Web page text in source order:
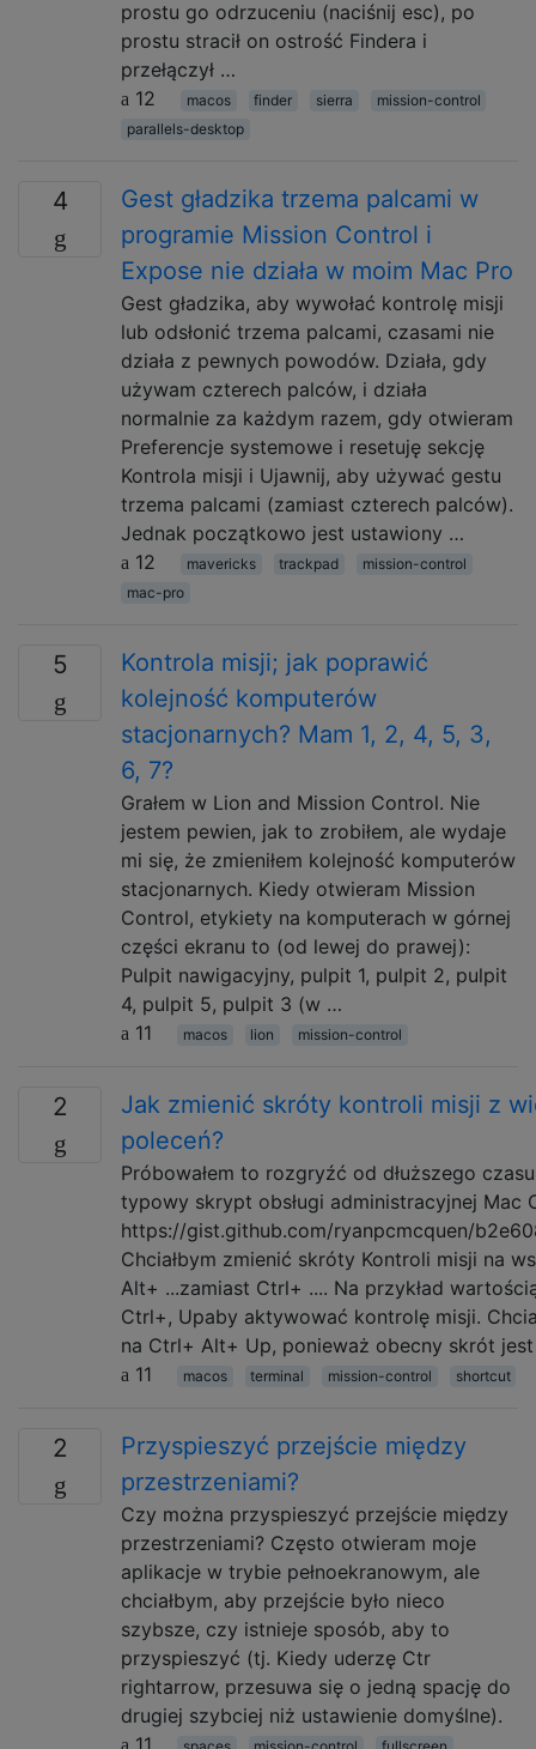
prostu go odrzuceniu (naciśnij esc), po
prostu stracił on ostrość Findera i
przełączył …
12
macos finder sierra
mission-control
parallels-desktop
4
Gest gładzika trzema palcami w
programie Mission Control i
Expose nie działa w moim Mac Pro
Gest gładzika, aby wywołać kontrolę misji
lub odsłonić trzema palcami, czasami nie
działa z pewnych powodów. Działa, gdy
używam czterech palców, i działa
normalnie za każdym razem, gdy otwieram
Preferencje systemowe i resetuję sekcję
Kontrola misji i Ujawnij, aby używać gestu
trzema palcami (zamiast czterech palców).
Jednak początkowo jest ustawiony …
12
mavericks trackpad
mission-control
mac-pro
5
Kontrola misji; jak poprawić
kolejność komputerów
stacjonarnych? Mam 1, 2, 4, 5, 3,
6, 7?
Grałem w Lion and Mission Control. Nie
jestem pewien, jak to zrobiłem, ale wydaje
mi się, że zmieniłem kolejność komputerów
stacjonarnych. Kiedy otwieram Mission
Control, etykiety na komputerach w górnej
części ekranu to (od lewej do prawej):
Pulpit nawigacyjny, pulpit 1, pulpit 2, pulpit
4, pulpit 5, pulpit 3 (w …
11
macos lion mission-control
2
Jak zmienić skróty kontroli misji z
poleceń?
Próbowałem to rozgryźć od dłuższego
typowy skrypt obsługi administracyjnej Mac
https://gist.github.com/ryanpcmcquen/
Chciałbym zmienić skróty Kontroli misji na
Alt+ ...zamiast Ctrl+ .... Na przykład
Ctrl+, Upaby aktywować kontrolę misji.
na Ctrl+ Alt+ Up, ponieważ obecny skrót
11
macos terminal mission-control shortcut
2
Przyspieszyć przejście między
przestrzeniami?
Czy można przyspieszyć przejście między
przestrzeniami? Często otwieram moje
aplikacje w trybie pełnoekranowym, ale
chciałbym, aby przejście było nieco
szybsze, czy istnieje sposób, aby to
przyspieszyć (tj. Kiedy uderzę Ctr
rightarrow, przesuwa się o jedną spację do
drugiej szybciej niż ustawienie domyślne).
11